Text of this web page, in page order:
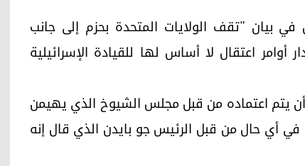
بيان "تقف الولايات المتحدة بحزم إلى جانب
أوامر اعتقال لا أساس لها للقيادة الإسرائيلية
أن يتم اعتماده من قبل مجلس الشيوخ الذي يهيمن
أي حال من قبل الرئيس جو بايدن الذي قال إنه